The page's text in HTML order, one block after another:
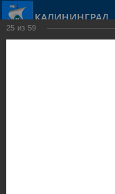
КАЛИНИНГРАД
25 из 59